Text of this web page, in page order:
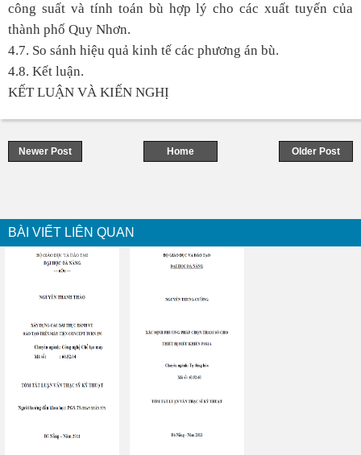
công suất và tính toán bù hợp lý cho các xuất tuyến của
thành phố Quy Nhơn.
4.7. So sánh hiệu quả kinh tế các phương án bù.
4.8. Kết luận.
KẾT LUẬN VÀ KIẾN NGHỊ
Newer Post Older Post
Home
BÀI VIẾT LIÊN QUAN